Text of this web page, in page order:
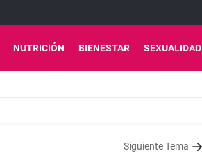
NUTRICIÓN BIENESTAR SEXUALIDAD
Siguiente Tema